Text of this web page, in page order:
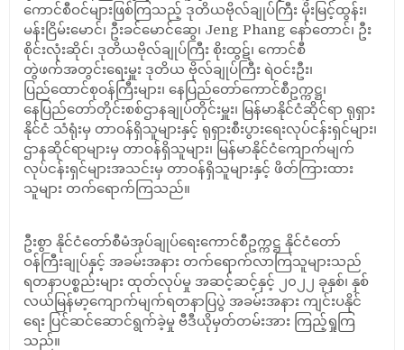
ကောင်စီဝင်များဖြစ်ကြသည့် ဒုတိယဗိုလ်ချုပ်ကြီး မိုးမြင့်ထွန်း၊
မန်းငြိမ်းမောင်၊ ဦးခင်မောင်ဆွေ၊ Jeng Phang နော်တောင်၊ ဦး
စိုင်းလုံးဆိုင်၊ ဒုတိယဗိုလ်ချုပ်ကြီး စိုးထွဋ်၊ ကောင်စီ
တွဲဖက်အတွင်းရေးမှူး ဒုတိယ ဗိုလ်ချုပ်ကြီး ရဲဝင်းဦး၊
ပြည်ထောင်စုဝန်ကြီးများ၊ နေပြည်တော်ကောင်စီဥက္ကဋ္ဌ၊
နေပြည်တော်တိုင်းစစ်ဌာနချုပ်တိုင်းမှူး၊ မြန်မာနိုင်ငံဆိုင်ရာ ရုရှား
နိုင်ငံ သံရုံးမှ တာဝန်ရှိသူများနှင့် ရုရှားစီးပွားရေးလုပ်ငန်းရှင်များ၊
ဌာနဆိုင်ရာများမှ တာဝန်ရှိသူများ၊ မြန်မာနိုင်ငံကျောက်မျက်
လုပ်ငန်းရှင်များအသင်းမှ တာဝန်ရှိသူများနှင့် ဖိတ်ကြားထား
သူများ တက်ရောက်ကြသည်။
ဦးစွာ နိုင်ငံတော်စီမံအုပ်ချုပ်ရေးကောင်စီဥက္ကဋ္ဌ နိုင်ငံတော်
ဝန်ကြီးချုပ်နှင့် အခမ်းအနား တက်ရောက်လာကြသူများသည်
ရတနာပစ္စည်းများ ထုတ်လုပ်မှု အဆင့်ဆင့်နှင့် ၂၀၂၂ ခုနှစ်၊ နှစ်
လယ်မြန်မာ့ကျောက်မျက်ရတနာပြပွဲ အခမ်းအနား ကျင်းပနိုင်
ရေး ပြင်ဆင်ဆောင်ရွက်ခဲ့မှု ဗီဒီယိုမှတ်တမ်းအား ကြည့်ရှုကြ
သည်။